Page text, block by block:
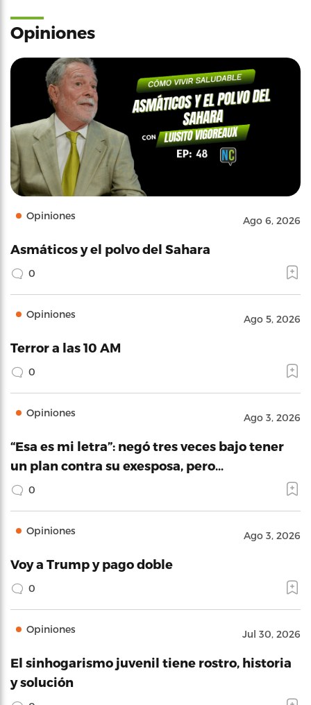
Opiniones
Opiniones Ago 6, 2026
Asmáticos y el polvo del Sahara
0
Opiniones Ago 5, 2026
Terror a las 10 AM
0
Opiniones Ago 3, 2026
“Esa es mi letra”: negó tres veces bajo tener
un plan contra su exesposa, pero…
0
Opiniones Ago 3, 2026
Voy a Trump y pago doble
0
Opiniones Jul 30, 2026
El sinhogarismo juvenil tiene rostro, historia
y solución